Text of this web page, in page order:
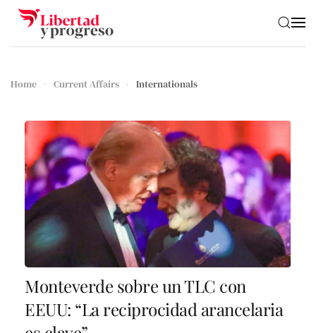
Skip to main content
Home Current Affairs Internationals
Monteverde sobre un TLC con
EEUU: “La reciprocidad arancelaria